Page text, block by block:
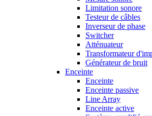
Limitation sonore
Testeur de câbles
Inverseur de phase
Switcher
Atténuateur
Transformateur
Générateur de bruit
Enceinte
Enceinte
Enceinte passive
Line Array
Enceinte active